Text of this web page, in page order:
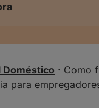
Doméstico · Como
para